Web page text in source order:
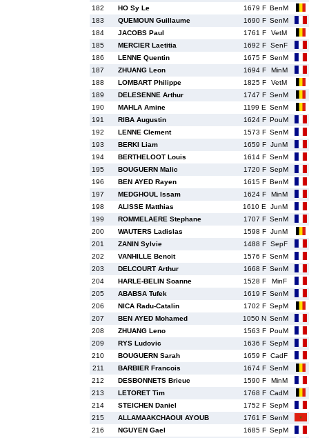
182
HO Sy Le 1679 F BenM
183
QUEMOUN Guillaume 1690 F SenM
184
JACOBS Paul 1761 F
VetM
185
MERCIER Laetitia 1692 F SenF
186
LENNE Quentin 1675 F SenM
187
ZHUANG Leon 1694 F
MinM
188
LOMBART Philippe 1825 F
VetM
189
DELESENNE Arthur 1747 F SenM
190
MAHLA Amine 1199 E SenM
191
RIBA Augustin 1624 F PouM
192
LENNE Clement 1573 F SenM
193
BERKI Liam 1659 F JunM
194
BERTHELOOT Louis 1614 F SenM
195
BOUGUERN Malic 1720 F SepM
196
BEN AYED Rayen 1615 F BenM
197
MEDGHOUL Issam 1624 F
MinM
198
ALISSE Matthias 1610 E
JunM
199
ROMMELAERE Stephane 1707 F SenM
200
WAUTERS Ladislas 1598 F JunM
201
ZANIN Sylvie 1488 F SepF
202
VANHILLE Benoit 1576 F SenM
203
DELCOURT Arthur 1668 F SenM
204
HARLE-BELIN Soanne 1528 F
MinF
205
ABABSA Tufek 1619 F SenM
206
NICA Radu-Catalin 1702 F SepM
207
BEN AYED Mohamed 1050 N SenM
208
ZHUANG Leno 1563 F PouM
209
RYS Ludovic 1636 F SepM
210
BOUGUERN Sarah 1659 F CadF
211
BARBIER Francois 1674 F SenM
212
DESBONNETS Brieuc 1590 F
MinM
213
LETORET Tim 1768 F CadM
214
STEICHEN Daniel 1752 F SepM
215
ALLAMAAKCHAOUI AYOUB 1761 F SenM
216
NGUYEN Gael 1685 F SepM